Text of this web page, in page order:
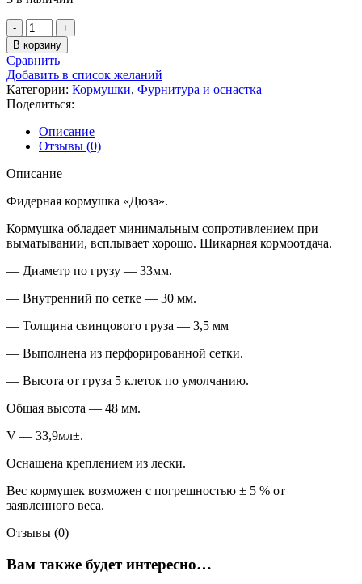
Количество
товара
Кормушка
Дюза
d
30мм
70г
В корзину
Сравнить
Добавить в список желаний
Категории: Кормушки, Фурнитура и оснастка
Поделиться:
Описание
Отзывы (0)
Описание
Фидерная кормушка «Дюза».
Кормушка обладает минимальным сопротивлением при
выматывании, всплывает хорошо. Шикарная кормоотдача.
— Диаметр по грузу — 33мм.
— Внутренний по сетке — 30 мм.
— Толщина свинцового груза — 3,5 мм
— Выполнена из перфорированной сетки.
— Высота от груза 5 клеток по умолчанию.
Общая высота — 48 мм.
V — 33,9мл±.
Оснащена креплением из лески.
Вес кормушек возможен с погрешностью ± 5 % от
заявленного веса.
Отзывы (0)
Вам также будет интересно…